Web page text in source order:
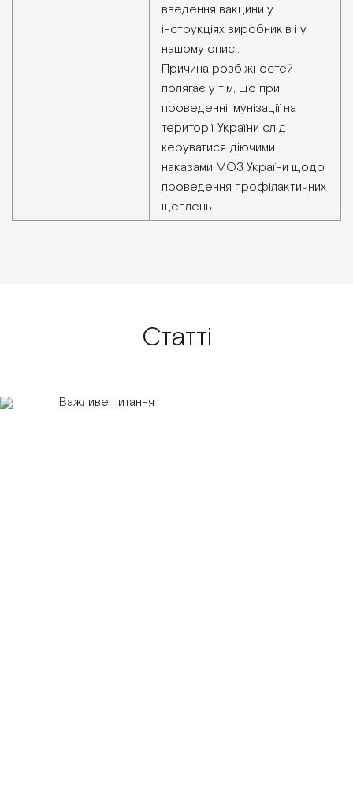
введення вакцини у
інструкціях виробників і у
нашому описі.
Причина розбіжностей
полягає у тім, що при
проведенні імунізації на
території України слід
керуватися діючими
наказами МОЗ України щодо
проведення профілактичних
щеплень.
Статті